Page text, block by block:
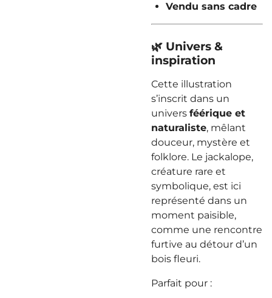
Vendu sans cadre
🌿 Univers &
inspiration
Cette illustration
s’inscrit dans un
univers féérique et
naturaliste, mêlant
douceur, mystère et
folklore. Le jackalope,
créature rare et
symbolique, est ici
représenté dans un
moment paisible,
comme une rencontre
furtive au détour d’un
bois fleuri.
Parfait pour :